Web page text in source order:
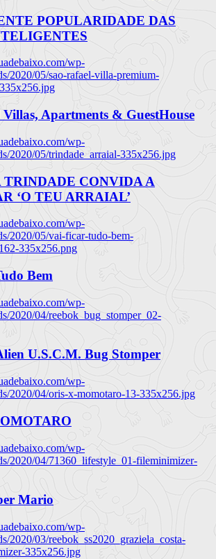
POPULARIDADE DAS
wp-
2020/05/sao-rafael-villa-premium-
Villas, Apartments & GuestHouse
wp-
2020/05/trindade_arraial-335x256.jpg
TRINDADE CONVIDA A
‘O TEU ARRAIAL’
wp-
2020/05/vai-ficar-tudo-bem-
335x256.png
Bem
wp-
2020/04/reebok_bug_stomper_02-
U.S.C.M. Bug Stomper
wp-
2020/04/oris-x-momotaro-13-335x256.jpg
wp-
2020/04/71360_lifestyle_01-fileminimizer-
Mario
wp-
2020/03/reebok_ss2020_graziela_costa-
335x256.jpg